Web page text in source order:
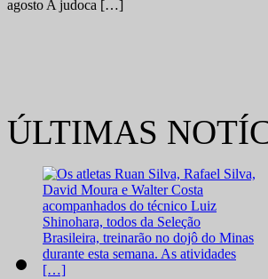
agosto A judoca […]
ÚLTIMAS